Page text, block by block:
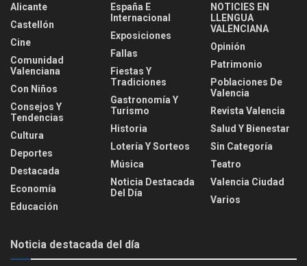
Alicante
Castellón
Cine
Comunidad
Valenciana
Con Niños
Consejos Y
Tendencias
Cultura
Deportes
Destacada
Economía
Educación
España E
Internacional
Exposiciones
Fallas
Fiestas Y
Tradiciones
Gastronomía Y
Turismo
Historia
Lotería Y Sorteos
Música
Noticia Destacada
Del Día
NOTICIES EN
LLENGUA
VALENCIANA
Opinión
Patrimonio
Poblaciones De
Valencia
Revista Valencia
Salud Y Bienestar
Sin Categoría
Teatro
Valencia Ciudad
Varios
Noticia destacada del día